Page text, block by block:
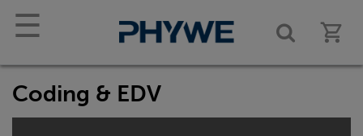
☰
Coding & EDV